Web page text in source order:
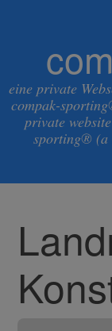
eine private
compak-
private
sporting® (a